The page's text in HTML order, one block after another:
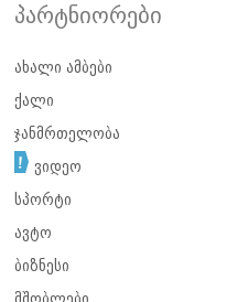
პარტნიორები
ახალი ამბები
ქალი
ჯანმრთელობა
ვიდეო
სპორტი
ავტო
ბიზნესი